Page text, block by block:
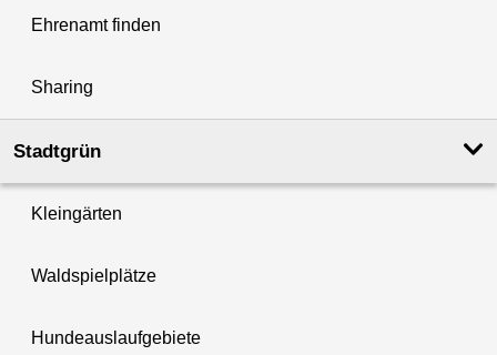
Ehrenamt finden
Sharing
Stadtgrün
Kleingärten
Waldspielplätze
Hundeauslaufgebiete